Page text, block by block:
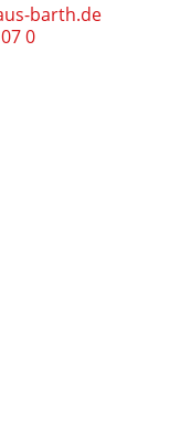
barth.de
0